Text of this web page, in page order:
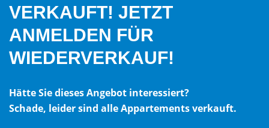
VERKAUFT! JETZT
ANMELDEN FÜR
WIEDERVERKAUF!
Hätte Sie dieses Angebot interessiert?
Schade, leider sind alle Appartements verkauft.